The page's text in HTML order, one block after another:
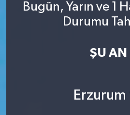
Bugün, Yarın ve 1
Durumu
ŞU AN
Erzurum
Ekonomi
Son Dakika Haberleri